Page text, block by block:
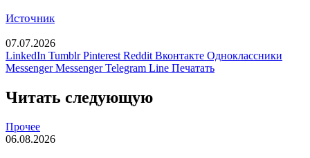
Источник
07.07.2026
LinkedIn Tumblr Pinterest Reddit Вконтакте Одноклассники
Messenger Messenger Telegram Line Печатать
Читать следующую
Прочее
06.08.2026